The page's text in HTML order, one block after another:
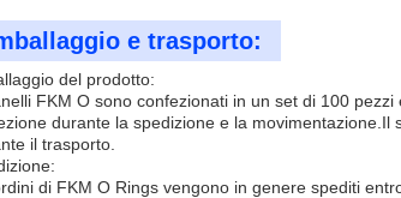
e trasporto:
del prodotto:
FKM O sono confezionati in un set di 100
durante la spedizione e la
il trasporto.
di FKM O Rings vengono in genere spediti